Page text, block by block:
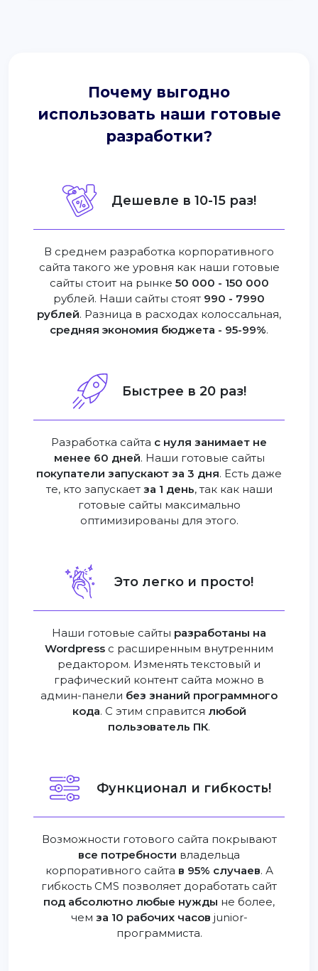
Почему выгодно
использовать наши готовые
разработки?
Дешевле в 10-15 раз!
В среднем разработка корпоративного
сайта такого же уровня как наши готовые
сайты стоит на рынке 50 000 - 150 000
рублей. Наши сайты стоят 990 - 7990
рублей. Разница в расходах колоссальная,
средняя экономия бюджета - 95-99%.
Быстрее в 20 раз!
Разработка сайта с нуля занимает не
менее 60 дней. Наши готовые сайты
покупатели запускают за 3 дня. Есть даже
те, кто запускает за 1 день, так как наши
готовые сайты максимально
оптимизированы для этого.
Это легко и просто!
Наши готовые сайты разработаны на
Wordpress с расширенным внутренним
редактором. Изменять текстовый и
графический контент сайта можно в
админ-панели без знаний программного
кода. С этим справится любой
пользователь ПК.
Функционал и гибкость!
Возможности готового сайта покрывают
все потребности владельца
корпоративного сайта в 95% случаев. А
гибкость CMS позволяет доработать сайт
под абсолютно любые нужды не более,
чем за 10 рабочих часов junior-
программиста.